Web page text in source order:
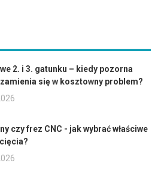
2. i 3. gatunku – kiedy pozorna
się w kosztowny problem?
czy frez CNC - jak wybrać właściwe